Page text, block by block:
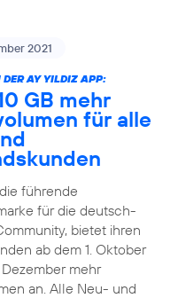
2021
AY YILDIZ APP:
GB mehr
für alle
führende
für die deutsch-
bietet ihren
ab dem 1. Oktober
Dezember mehr
an. Alle Neu- und